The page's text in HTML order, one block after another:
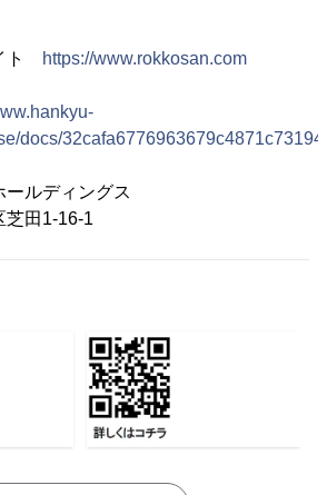
ト https://www.rokkosan.com
docs/
ルディングス
1-16-1